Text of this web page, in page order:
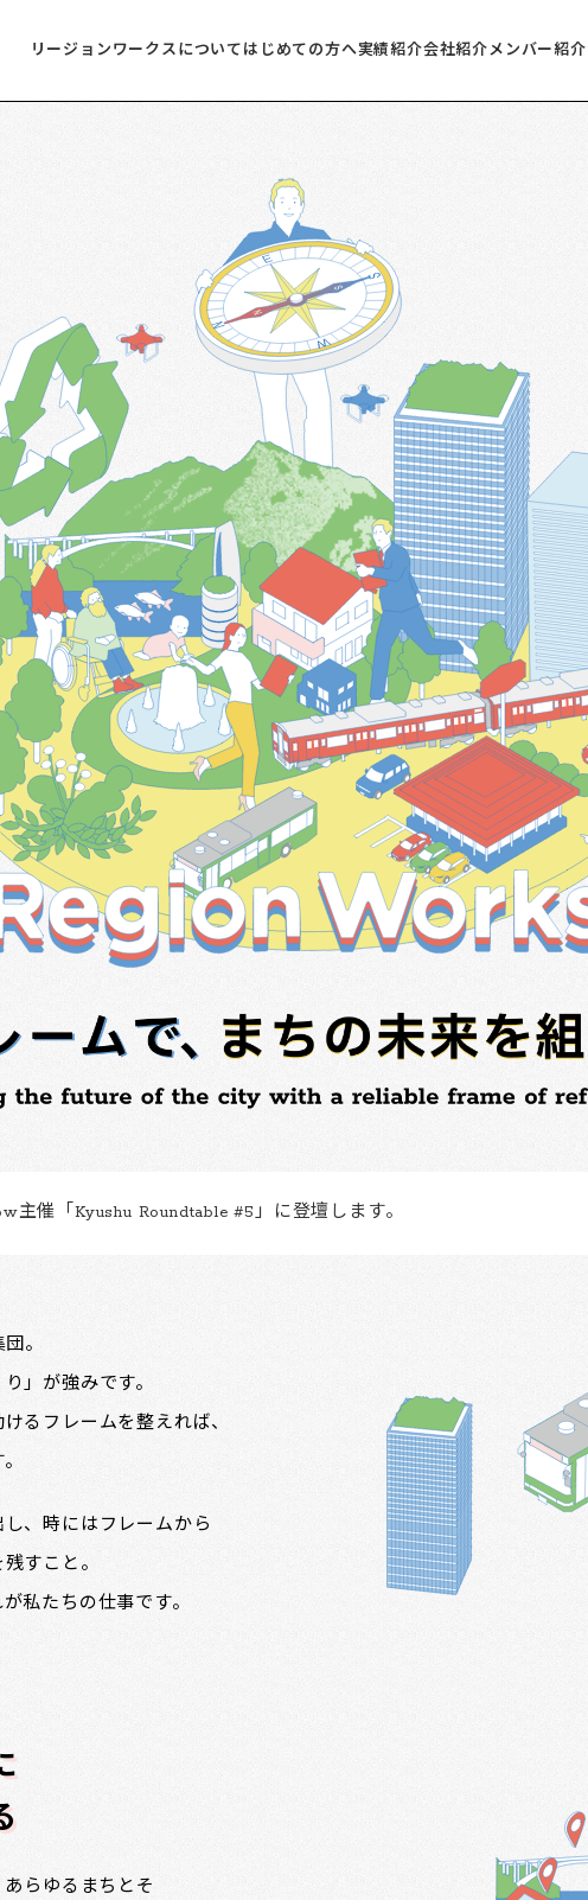
リージョンワークスについて はじめての方へ実績紹介会社紹介メンバー紹介
主催「Kyushu Roundtable #5」に登壇します。
。
」が強みです。
るフレームを整えれば、
、時にはフレームから
すこと。
私たちの仕事です。
らゆるまちとそ